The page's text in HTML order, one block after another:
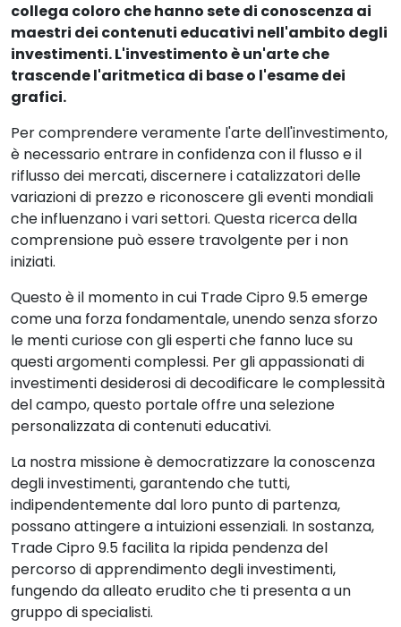
collega coloro che hanno sete di conoscenza ai
maestri dei contenuti educativi nell'ambito degli
investimenti. L'investimento è un'arte che
trascende l'aritmetica di base o l'esame dei
grafici.
Per comprendere veramente l'arte dell'investimento,
è necessario entrare in confidenza con il flusso e il
riflusso dei mercati, discernere i catalizzatori delle
variazioni di prezzo e riconoscere gli eventi mondiali
che influenzano i vari settori. Questa ricerca della
comprensione può essere travolgente per i non
iniziati.
Questo è il momento in cui Trade Cipro 9.5 emerge
come una forza fondamentale, unendo senza sforzo
le menti curiose con gli esperti che fanno luce su
questi argomenti complessi. Per gli appassionati di
investimenti desiderosi di decodificare le complessità
del campo, questo portale offre una selezione
personalizzata di contenuti educativi.
La nostra missione è democratizzare la conoscenza
degli investimenti, garantendo che tutti,
indipendentemente dal loro punto di partenza,
possano attingere a intuizioni essenziali. In sostanza,
Trade Cipro 9.5 facilita la ripida pendenza del
percorso di apprendimento degli investimenti,
fungendo da alleato erudito che ti presenta a un
gruppo di specialisti.